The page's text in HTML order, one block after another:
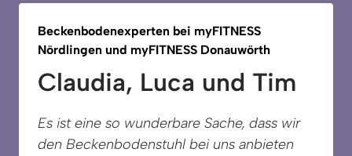
Beckenbodenexperten bei
Nördlingen und myFITNESS Donauwörth
Claudia, Luca und Tim
Es ist eine so wunderbare Sache, dass wir
den Beckenbodenstuhl bei uns anbieten